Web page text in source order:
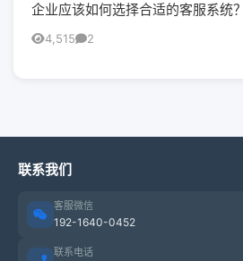
企业应该如何选择合适的客服系统？
4,515 2
联系我们
客服微信
192-1640-0452
联系电话